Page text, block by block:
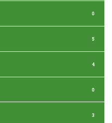
0
5
4
0
3